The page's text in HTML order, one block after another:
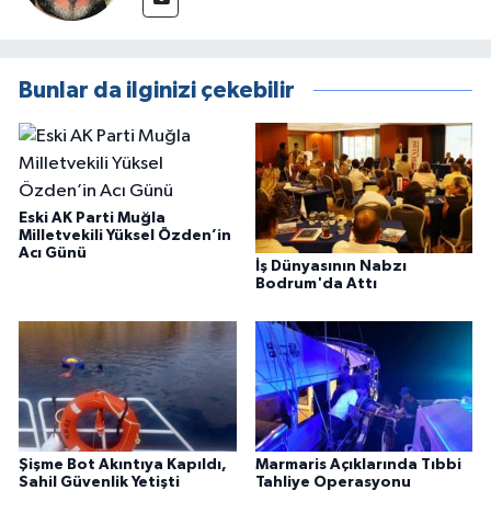
Bunlar da ilginizi çekebilir
Eski AK Parti Muğla
Milletvekili Yüksel Özden’in
Acı Günü
İş Dünyasının Nabzı
Bodrum'da Attı
Şişme Bot Akıntıya Kapıldı,
Sahil Güvenlik Yetişti
Marmaris Açıklarında Tıbbi
Tahliye Operasyonu